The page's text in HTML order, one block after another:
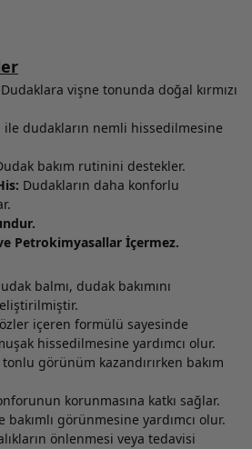
Dudaklara vişne tonunda doğal kırmızı
ile dudakların nemli hissedilmesine
bakım rutinini destekler.
Dudakların daha konforlu
Petrokimyasallar İçermez.
balmı, dudak bakımını
içeren formülü sayesinde
hissedilmesine yardımcı olur.
tonlu görünüm kazandırırken bakım
korunmasına katkı sağlar.
bakımlı görünmesine yardımcı olur.
önlenmesi veya tedavisi